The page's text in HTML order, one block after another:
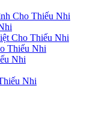
Cho Thiếu Nhi
Cho Thiếu Nhi
Thiếu Nhi
Nhi
Nhi